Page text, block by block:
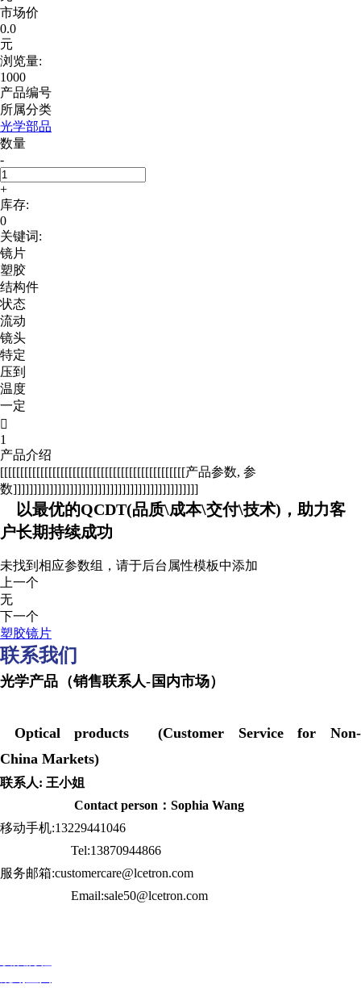
市场价
0.0
元
浏览量:
1000
产品编号
所属分类
光学部品
数量
-
+
库存:
0
关键词:
镜片
塑胶
结构件
状态
流动
镜头
特定
压到
温度
一定

1
产品介绍
[[[[[[[[[[[[[[[[[[[[[[[[[[[[[[[[[[[[[[[[[[[[[[产品参数, 参
数]]]]]]]]]]]]]]]]]]]]]]]]]]]]]]]]]]]]]]]]]]]]]]
以最优的QCDT(品质\成本\交付\技术)，助力客
户长期持续成功
未找到相应参数组，请于后台属性模板中添加
上一个
无
下一个
塑胶镜片
联系我们
光学产品（销售联系人-国内市场）
Optical products (Customer Service for Non-
China Markets)
联系人: 王小姐
Contact person：Sophia Wang
移动手机:13229441046
Tel:13870944866
服务邮箱:customercare@lcetron.com
Email:sale50@lcetron.com